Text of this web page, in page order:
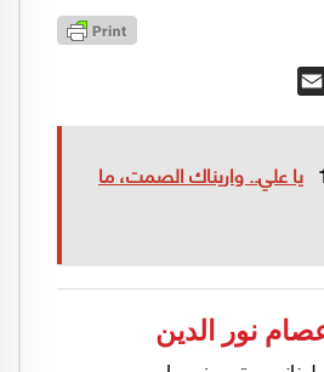
يا علي.. واريناك الصمت، ما
نور الدين